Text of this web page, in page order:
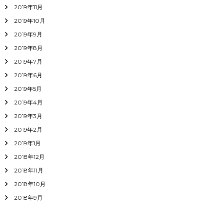
2019年11月
2019年10月
2019年9月
2019年8月
2019年7月
2019年6月
2019年5月
2019年4月
2019年3月
2019年2月
2019年1月
2018年12月
2018年11月
2018年10月
2018年9月